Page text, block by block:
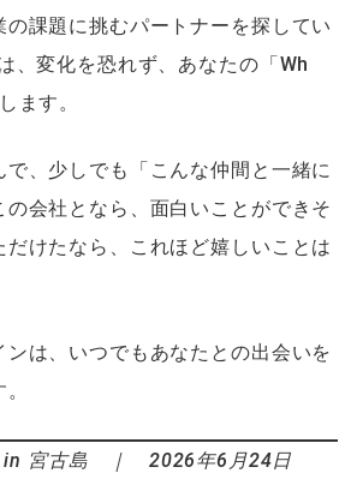
の課題に挑むパートナーを探してい
、変化を恐れず、あなたの「Wh
ます。
、少しでも「こんな仲間と一緒に
会社となら、面白いことができそ
だけたなら、これほど嬉しいことは
ンは、いつでもあなたとの出会いを
in 宮古島 ｜ 2026年6月24日